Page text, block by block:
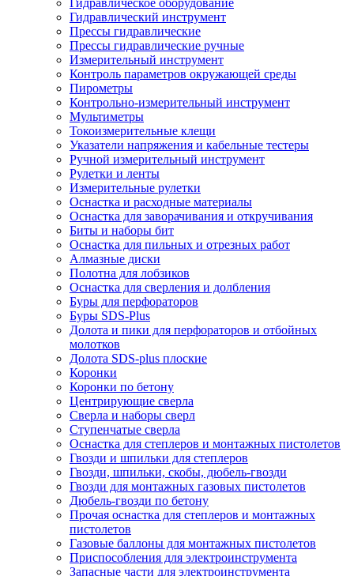
Гидравлическое оборудование
Гидравлический инструмент
Прессы гидравлические
Прессы гидравлические ручные
Измерительный инструмент
Контроль параметров окружающей среды
Пирометры
Контрольно-измерительный инструмент
Мультиметры
Токоизмерительные клещи
Указатели напряжения и кабельные тестеры
Ручной измерительный инструмент
Рулетки и ленты
Измерительные рулетки
Оснастка и расходные материалы
Оснастка для заворачивания и откручивания
Биты и наборы бит
Оснастка для пильных и отрезных работ
Алмазные диски
Полотна для лобзиков
Оснастка для сверления и долбления
Буры для перфораторов
Буры SDS-Plus
Долота и пики для перфораторов и отбойных
молотков
Долота SDS-plus плоские
Коронки
Коронки по бетону
Центрирующие сверла
Сверла и наборы сверл
Ступенчатые сверла
Оснастка для степлеров и монтажных пистолетов
Гвозди и шпильки для степлеров
Гвозди, шпильки, скобы, дюбель-гвозди
Гвозди для монтажных газовых пистолетов
Дюбель-гвозди по бетону
Прочая оснастка для степлеров и монтажных
пистолетов
Газовые баллоны для монтажных пистолетов
Приспособления для электроинструмента
Запасные части для электроинструмента